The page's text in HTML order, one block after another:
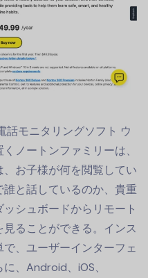
話モニタリングソフト ウ
ノートンファミリーは、
お子様が何を閲覧してい
と話しているのか、貴重
シュボードからリモート
ることができる。インス
、ユーザーインターフェ
、Android、iOS、